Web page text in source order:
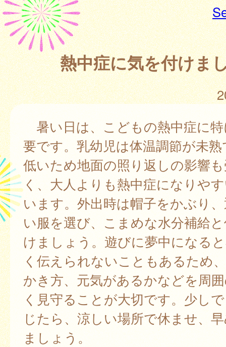
熱中症に気を付けま
暑い日は、こどもの熱中症に
要です。乳幼児は体温調節が未
低いため地面の照り返しの影響
く、大人よりも熱中症になりや
います。外出時は帽子をかぶり
い服を選び、こまめな水分補給
けましょう。遊びに夢中になる
く伝えられないこともあるため
かき方、元気があるかなどを周
く見守ることが大切です。少し
じたら、涼しい場所で休ませ、
ましょう。